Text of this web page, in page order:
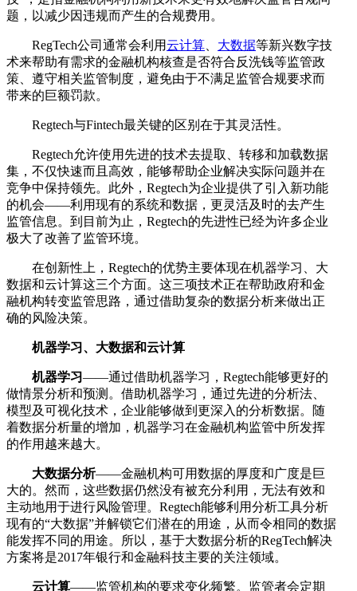
题，以减少因违规而产生的合规费用。
RegTech公司通常会利用云计算 大数据等新兴数字技
术来帮助有需求的金融机构核查是否符合反洗钱等监管政
策、遵守相关监管制度，避免由于不满足监管合规要求而
带来的巨额罚款。
Regtech与Fintech最关键的区别在于其灵活性。
Regtech允许使用先进的技术去提取、转移和加载数据
集，不仅快速而且高效，能够帮助企业解决实际问题并在
竞争中保持领先。此外，Regtech为企业提供了引入新功能
的机会——利用现有的系统和数据，更灵活及时的去产生
监管信息。到目前为止，Regtech的先进性已经为许多企业
极大了改善了监管环境。
在创新性上，Regtech的优势主要体现在机器学习、大
数据和云计算这三个方面。这三项技术正在帮助政府和金
融机构转变监管思路，通过借助复杂的数据分析来做出正
确的风险决策。
机器学习、大数据和云计算
机器学习——通过借助机器学习，Regtech能够更好的
做情景分析和预测。借助机器学习，通过先进的分析法、
模型及可视化技术，企业能够做到更深入的分析数据。随
着数据分析量的增加，机器学习在金融机构监管中所发挥
的作用越来越大。
大数据分析——金融机构可用数据的厚度和广度是巨
大的。然而，这些数据仍然没有被充分利用，无法有效和
主动地用于进行风险管理。Regtech能够利用分析工具分析
现有的“大数据”并解锁它们潜在的用途，从而令相同的数据
能发挥不同的用途。所以，基于大数据分析的RegTech解决
方案将是2017年银行和金融科技主要的关注领域。
云计算——监管机构的要求变化频繁。监管者会定期